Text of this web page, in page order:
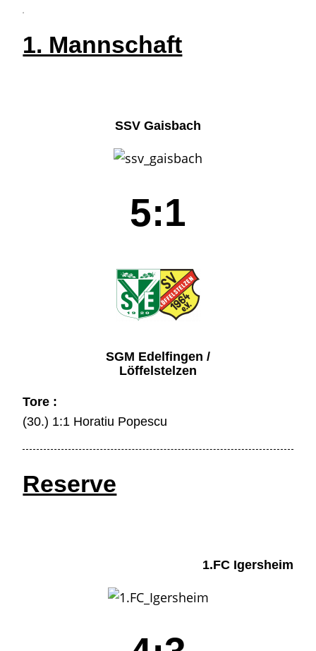
4
1. Mannschaft
SSV Gaisbach
5:1
SGM Edelfingen /
Löffelstelzen
Tore :
(30.) 1:1 Horatiu Popescu
Reserve
1.FC Igersheim